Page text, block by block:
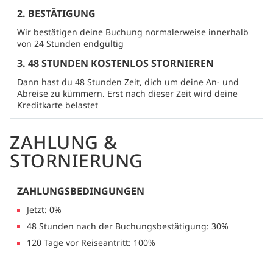
2. BESTÄTIGUNG
Wir bestätigen deine Buchung normalerweise innerhalb
von 24 Stunden endgültig
3. 48 STUNDEN KOSTENLOS STORNIEREN
Dann hast du 48 Stunden Zeit, dich um deine An- und
Abreise zu kümmern. Erst nach dieser Zeit wird deine
Kreditkarte belastet
ZAHLUNG &
STORNIERUNG
ZAHLUNGSBEDINGUNGEN
Jetzt: 0%
48 Stunden nach der Buchungsbestätigung: 30%
120 Tage vor Reiseantritt: 100%